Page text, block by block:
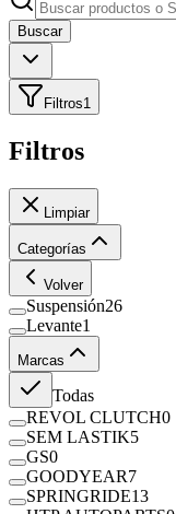
Buscar
Filtros1
Filtros
Limpiar
Categorías
Volver
Suspensión26
Levante1
Marcas
Todas
REVOL CLUTCH0
SEM LASTIK5
GS0
GOODYEAR7
SPRINGRIDE13